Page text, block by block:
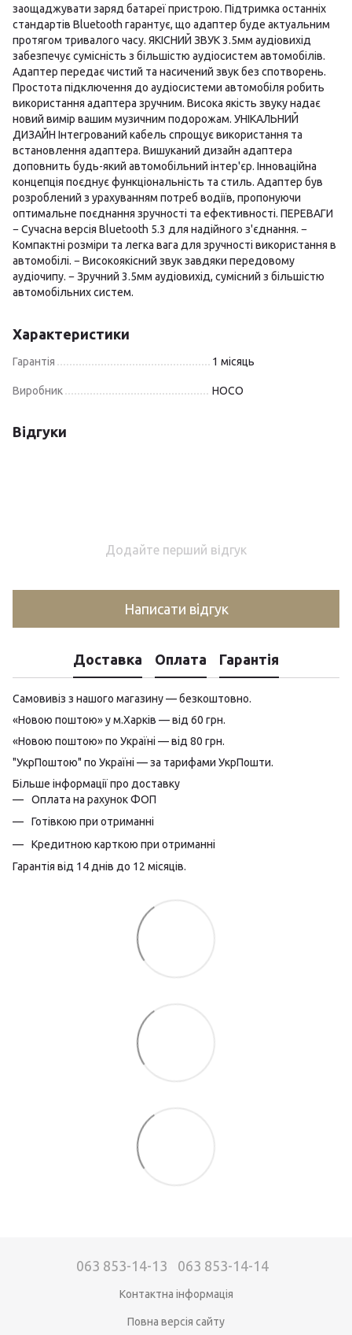
заощаджувати заряд батареї пристрою. Підтримка останніх
стандартів Bluetooth гарантує, що адаптер буде актуальним
протягом тривалого часу. ЯКІСНИЙ ЗВУК 3.5мм аудіовихід
забезпечує сумісність з більшістю аудіосистем автомобілів.
Адаптер передає чистий та насичений звук без спотворень.
Простота підключення до аудіосистеми автомобіля робить
використання адаптера зручним. Висока якість звуку надає
новий вимір вашим музичним подорожам. УНІКАЛЬНИЙ
ДИЗАЙН Інтегрований кабель спрощує використання та
встановлення адаптера. Вишуканий дизайн адаптера
доповнить будь-який автомобільний інтер'єр. Інноваційна
концепція поєднує функціональність та стиль. Адаптер був
розроблений з урахуванням потреб водіїв, пропонуючи
оптимальне поєднання зручності та ефективності. ПЕРЕВАГИ
− Сучасна версія Bluetooth 5.3 для надійного з'єднання. −
Компактні розміри та легка вага для зручності використання в
автомобілі. − Високоякісний звук завдяки передовому
аудіочипу. − Зручний 3.5мм аудіовихід, сумісний з більшістю
автомобільних систем.
Характеристики
Гарантія 1 місяць
Виробник HOCO
Відгуки
Додайте перший відгук
Написати відгук
Доставка Оплата Гарантія
Самовивіз з нашого магазину — безкоштовно.
«Новою поштою» у м.Харків — від 60 грн.
«Новою поштою» по Україні — від 80 грн.
"УкрПоштою" по Україні — за тарифами УкрПошти.
Більше інформації про доставку
Оплата на рахунок ФОП
Готівкою при отриманні
Кредитною карткою при отриманні
Гарантія від 14 днів до 12 місяців.
063 853-14-13 063 853-14-14
Контактна інформація
Повна версія сайту